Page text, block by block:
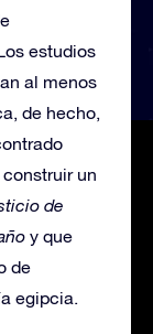
estudios
al menos
de hecho,
un
de
y que
de
egipcia.